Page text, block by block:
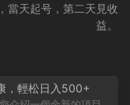
當天起号，第二天見收
益。
，輕松日入500+